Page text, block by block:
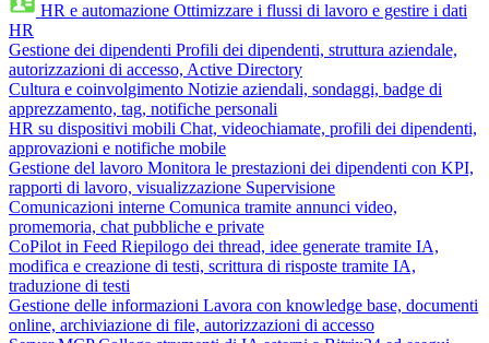
HR e automazione Ottimizzare i flussi di lavoro e gestire i dati
HR
Gestione dei dipendenti Profili dei dipendenti, struttura aziendale,
autorizzazioni di accesso, Active Directory
Cultura e coinvolgimento Notizie aziendali, sondaggi, badge di
apprezzamento, tag, notifiche personali
HR su dispositivi mobili Chat, videochiamate, profili dei dipendenti,
approvazioni e notifiche mobile
Gestione del lavoro Monitora le prestazioni dei dipendenti con KPI,
rapporti di lavoro, visualizzazione Supervisione
Comunicazioni interne Comunica tramite annunci video,
promemoria, chat pubbliche e private
CoPilot in Feed Riepilogo dei thread, idee generate tramite IA,
modifica e creazione di testi, scrittura di risposte tramite IA,
traduzione di testi
Gestione delle informazioni Lavora con knowledge base, documenti
online, archiviazione di file, autorizzazioni di accesso